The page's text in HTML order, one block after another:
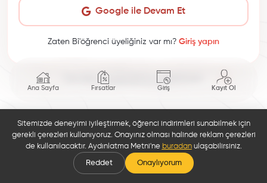
Ana Sayfa Fırsatlar Giriş Kayıt Ol
Google ile Devam Et
Zaten Bi'öğrenci üyeliğiniz var mı? Giriş yapın
This site is protected by reCAPTCHA.
Sitemizde deneyimi iyileştirmek, öğrenci indirimleri sunabilmek için
gerekli çerezleri kullanıyoruz. Onayınız olması halinde reklam çerezleri
de kullanılacaktır. Aydınlatma Metni'ne buradanulaşabilirsiniz.
Reddet Onaylıyorum